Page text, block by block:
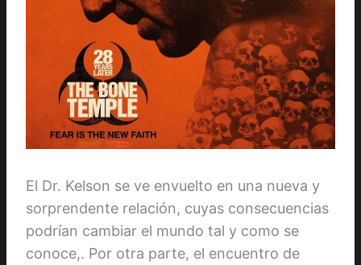
El Dr. Kelson se ve envuelto en una nueva y
sorprendente relación, cuyas consecuencias
podrían cambiar el mundo tal y como se
conoce,. Por otra parte, el encuentro de